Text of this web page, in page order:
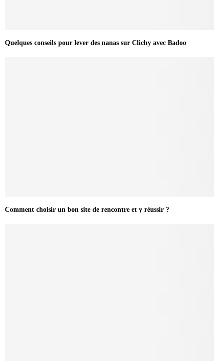
Quelques conseils pour lever des nanas sur Clichy avec Badoo
Comment choisir un bon site de rencontre et y réussir ?